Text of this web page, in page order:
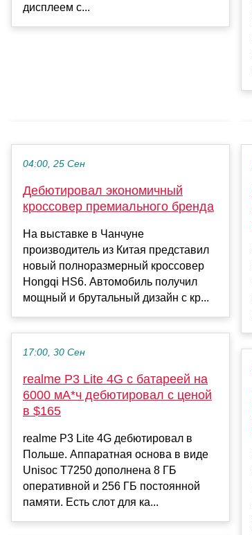
дисплеем с...
04:00, 25 Сен
Дебютировал экономичный
кроссовер премиального бренда
На выставке в Чанчуне
производитель из Китая представил
новый полноразмерный кроссовер
Hongqi HS6. Автомобиль получил
мощный и брутальный дизайн с кр...
17:00, 30 Сен
realme P3 Lite 4G с батареей на
6000 мА*ч дебютировал с ценой
в $165
realme P3 Lite 4G дебютировал в
Польше. Аппаратная основа в виде
Unisoc T7250 дополнена 8 ГБ
оперативной и 256 ГБ постоянной
памяти. Есть слот для ка...